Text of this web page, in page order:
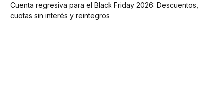
Cuenta regresiva para el Black Friday 2026: Descuentos,
cuotas sin interés y reintegros